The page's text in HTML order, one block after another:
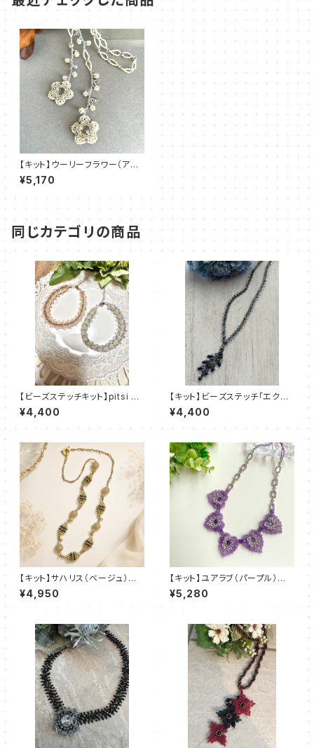
【キット】ウーリーフラワー（アイ
ボリー）新川智未
¥5,170
同じカテゴリの商品
【ビーズステッチキット】pitsi ピ
ッツィ(2色)amu＋塩川千映子
¥4,400
【キット】ビーズステッチ「エクラ・
ブルー」清水理子
¥4,400
【キット】サハリス（ベージュ）新
川智未
¥4,950
【キット】ユアラブ（パープル）新
川智未
¥5,280